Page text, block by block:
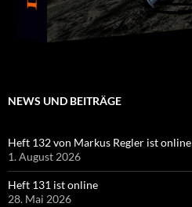
NEWS UND BEITRÄGE
Heft 132 von Markus Regler ist online
1. August 2026
Heft 131 ist online
28. Mai 2026